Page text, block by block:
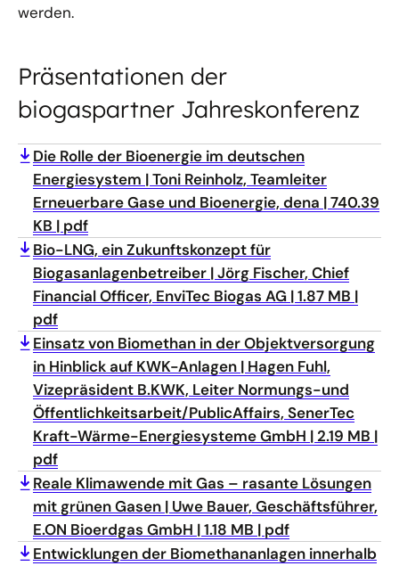
werden.
Präsentationen der
biogaspartner Jahreskonferenz
Die Rolle der Bioenergie im deutschen
Energiesystem Toni Reinholz, Teamleiter
Erneuerbare Gase und Bioenergie, dena 740.39
KB
pdf
Bio-LNG, ein Zukunftskonzept für
Biogasanlagenbetreiber Jörg Fischer, Chief
Financial Officer, EnviTec Biogas AG 1.87 MB
pdf
Einsatz von Biomethan in der Objektversorgung
in Hinblick auf KWK-Anlagen Hagen Fuhl,
Vizepräsident B.KWK, Leiter Normungs-und
Öffentlichkeitsarbeit/PublicAffairs, SenerTec
Kraft-Wärme-Energiesysteme GmbH
2.19 MB
pdf
Reale Klimawende mit Gas – rasante Lösungen
mit grünen Gasen Uwe Bauer, Geschäftsführer,
E.ON Bioerdgas GmbH 1.18 MB
pdf
Entwicklungen der Biomethananlagen innerhalb